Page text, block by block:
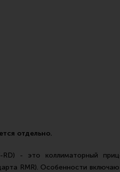
отдельно.
- это коллиматорный
RMR). Особенности